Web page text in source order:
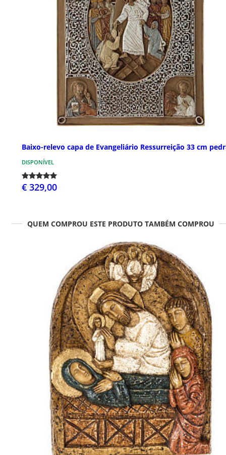
Baixo-relevo capa de Evangeliário Ressurreição 33 cm
DISPONÍVEL
€ 329,00
QUEM COMPROU ESTE PRODUTO TAMBÉM COMPROU